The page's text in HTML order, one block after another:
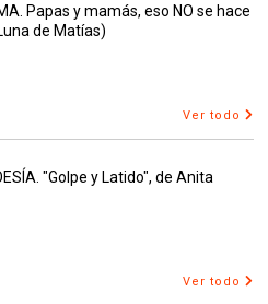
Papas y mamás, eso NO se hace
de Matías)
Ver todo
"Golpe y Latido", de Anita
Ver todo